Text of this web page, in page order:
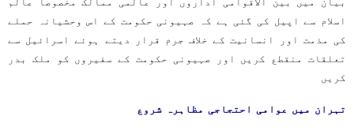
اسلام سے اپیل کی گئی ہے کہ صہیونی حکومت کے اس وحشیانہ حملے
کی مذمت اور انسانیت کے خلاف جرم قرار دیتے ہوئے اسرائیل سے
تعلقات منقطع کریں اور صہیونی حکومت کے سفیروں کو ملک بدر
کریں
تہران میں عوامی احتجاجی مظاہرہ شروع